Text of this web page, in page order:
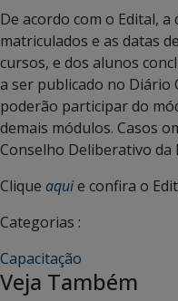
De acordo com o Edital,
matriculados e as datas
cursos, e dos alunos
a ser publicado no Diário
poderão participar do
demais módulos. Casos
Conselho Deliberativo da
Clique aquie confira o
Categorias :
Capacitação
Veja Também